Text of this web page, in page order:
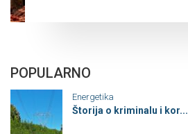
POPULARNO
Energetika
Štorija o kriminalu i kor...